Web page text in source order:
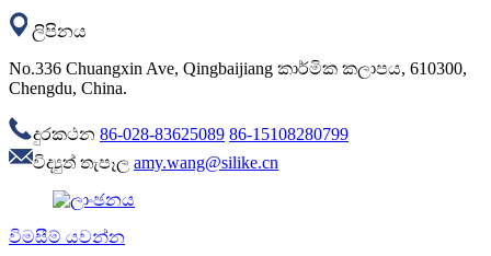
ලිපිනය
No.336 Chuangxin Ave, Qingbaijiang කාර්මික කලාපය, 610300,
Chengdu, China.
දුරකථන 86-028-83625089 86-15108280799
විද්‍යුත් තැපෑල amy.wang@silike.cn
විමසීම් යවන්න